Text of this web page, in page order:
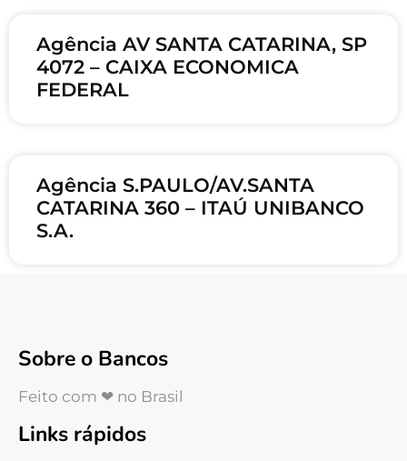
Agência AV SANTA CATARINA, SP
4072 – CAIXA ECONOMICA
FEDERAL
Agência S.PAULO/AV.SANTA
CATARINA 360 – ITAÚ UNIBANCO
S.A.
Sobre o Bancos
Feito com ❤ no Brasil
Links rápidos